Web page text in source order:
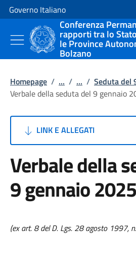
Vai al contenuto
Vai alla navigazione del sito
Governo Italiano
Conferenza
rapporti tra lo
le Province
Bolzano
Homepage / ... / ... / Seduta del
Verbale della seduta del 9 gennaio
LINK E ALLEGATI
Verbale della
9 gennaio 2025
(ex art. 8 del D. Lgs. 28 agosto 1997,